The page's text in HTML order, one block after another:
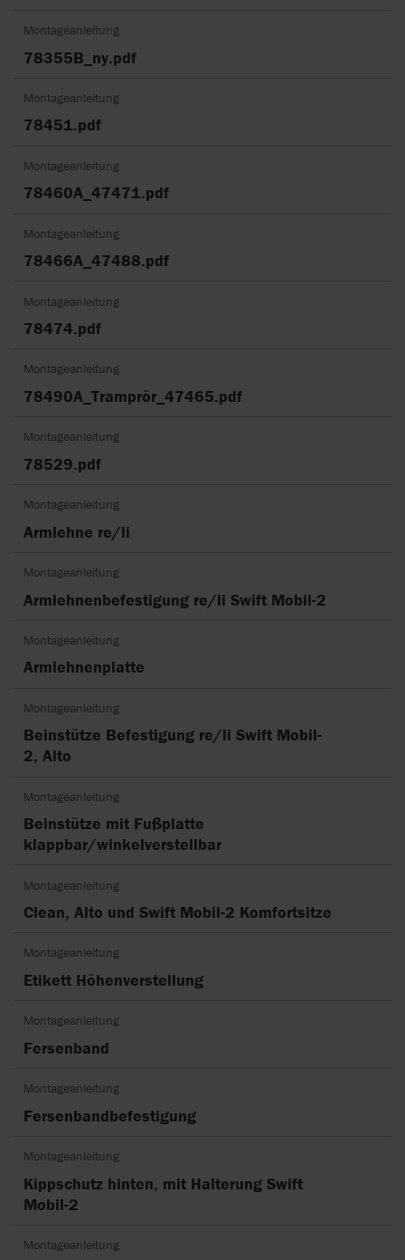
Montageanleitung
78355B_ny.pdf
Montageanleitung
78451.pdf
Montageanleitung
78460A_47471.pdf
Montageanleitung
78466A_47488.pdf
Montageanleitung
78474.pdf
Montageanleitung
78490A_Tramprör_47465.pdf
Montageanleitung
78529.pdf
Montageanleitung
Armlehne re/li
Montageanleitung
Armlehnenbefestigung re/li Swift Mobil-2
Montageanleitung
Armlehnenplatte
Montageanleitung
Beinstütze Befestigung re/li Swift Mobil-
2, Alto
Montageanleitung
Beinstütze mit Fußplatte
klappbar/winkelverstellbar
Montageanleitung
Clean, Alto und Swift Mobil-2 Komfortsitze
Montageanleitung
Etikett Höhenverstellung
Montageanleitung
Fersenband
Montageanleitung
Fersenbandbefestigung
Montageanleitung
Kippschutz hinten, mit Halterung Swift
Mobil-2
Montageanleitung